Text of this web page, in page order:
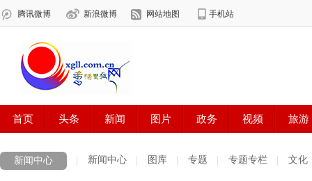
新闻中心 新闻中心 图库 专题 专题专栏 文化